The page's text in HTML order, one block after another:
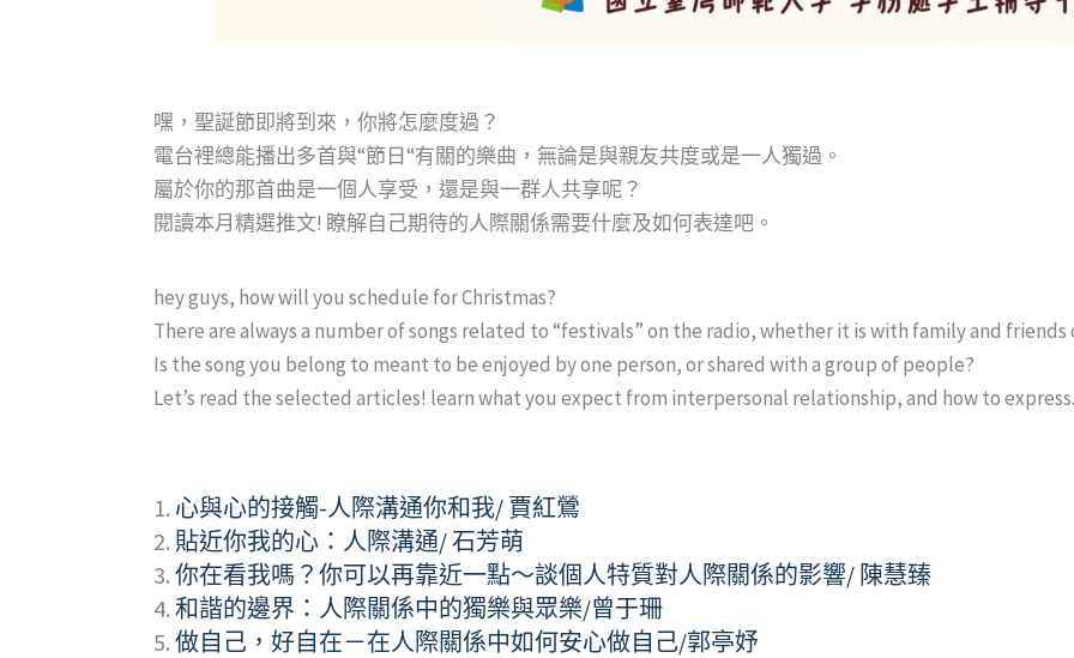
嘿，聖誕節即將到來，你將怎麼度過？
電台裡總能播出多首與“節日“有關的樂曲，無論是與親友共度或是一人獨過。
屬於你的那首曲是一個人享受，還是與一群人共享呢？
閱讀本月精選推文! 瞭解自己期待的人際關係需要什麼及如何表達吧。
hey guys, how will you schedule for Christmas?
There are always a number of songs related to “festivals” on the radio, whether it is with family and friends
Is the song you belong to meant to be enjoyed by one person, or shared with a group of people?
Let’s read the selected articles! learn what you expect from interpersonal relationship, and how to express.
1. 心與心的接觸-人際溝通你和我/ 賈紅鶯
2. 貼近你我的心：人際溝通/ 石芳萌
3. 你在看我嗎？你可以再靠近一點～談個人特質對人際關係的影響/ 陳慧臻
4. 和諧的邊界：人際關係中的獨樂與眾樂/曾于珊
5. 做自己，好自在－在人際關係中如何安心做自己/郭亭妤